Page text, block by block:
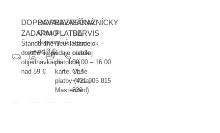
DOPRAVA
ZADARMO
Štandardné
doručenie pri
objednávkach
nad 59 €
DOPRAVA
Cena
dopravy už
od 3 €
BEZPEČNÁ
PLATBA
Neukladáme
údaje o vašej
platobnej
karte. Vaše
platby (Visa,
Mastercard).
ZÁKAZNÍCKY
SERVIS
Pondelok –
piatok
09:00 – 16:00
CET
+421 905 815
829